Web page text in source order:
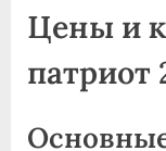
Цены и
патриот